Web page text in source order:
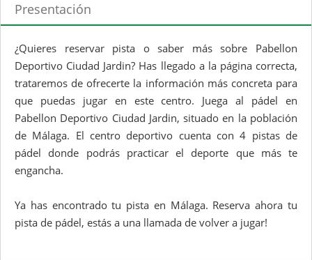
Presentación
¿Quieres reservar pista o saber más sobre Pabellon
Deportivo Ciudad Jardin? Has llegado a la página correcta,
trataremos de ofrecerte la información más concreta para
que puedas jugar en este centro. Juega al pádel en
Pabellon Deportivo Ciudad Jardin, situado en la población
de Málaga. El centro deportivo cuenta con 4 pistas de
pádel donde podrás practicar el deporte que más te
engancha.
Ya has encontrado tu pista en Málaga. Reserva ahora tu
pista de pádel, estás a una llamada de volver a jugar!